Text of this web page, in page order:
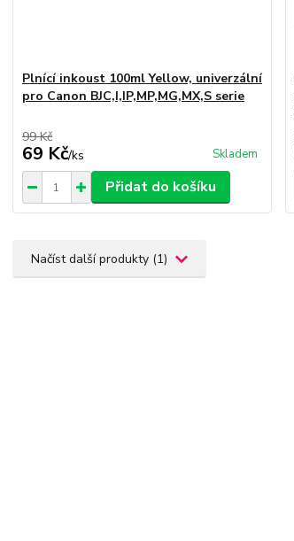
Plnící inkoust 100ml Yellow, univerzální
pro Canon BJC,I,IP,MP,MG,MX,S serie
99 Kč
69 Kč/ks Skladem
Přidat do košíku
Načíst další produkty (1)